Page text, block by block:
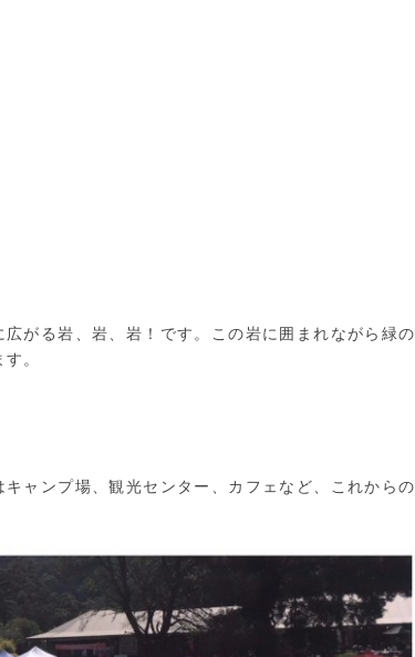
がる岩、岩、岩！です。この岩に囲まれながら緑の
。
ャンプ場、観光センター、カフェなど、これからの